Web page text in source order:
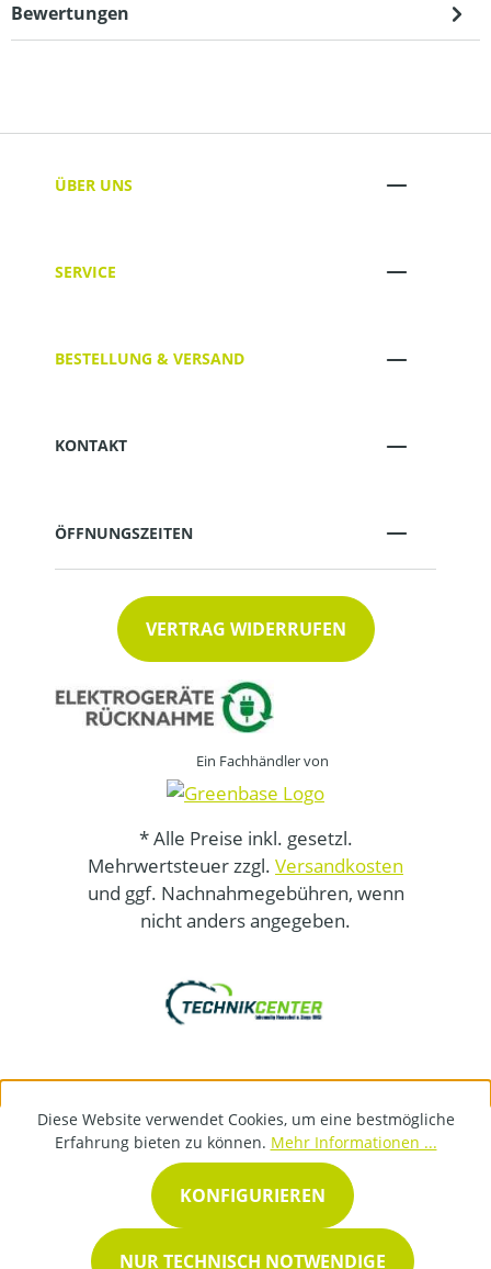
Bewertungen
ÜBER UNS
SERVICE
BESTELLUNG & VERSAND
KONTAKT
ÖFFNUNGSZEITEN
VERTRAG WIDERRUFEN
Ein Fachhändler von
* Alle Preise inkl. gesetzl.
Mehrwertsteuer zzgl. Versandkosten
und ggf. Nachnahmegebühren, wenn
nicht anders angegeben.
Diese Website verwendet Cookies, um eine bestmögliche
Erfahrung bieten zu können. Mehr Informationen ...
NUR TECHNISCH NOTWENDIGE
KONFIGURIEREN